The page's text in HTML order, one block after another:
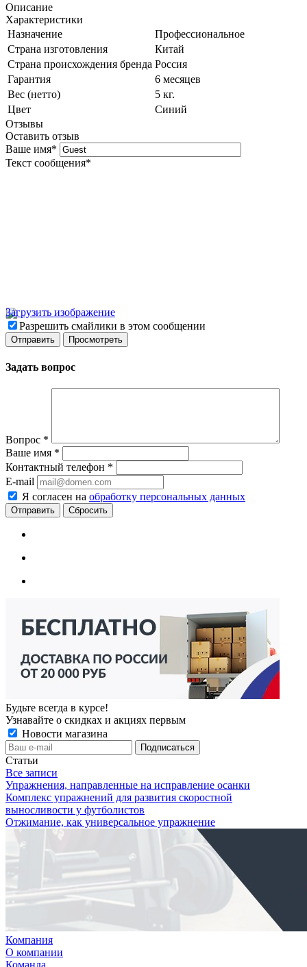
Описание
Характеристики
Назначение
Профессиональное
Страна изготовления
Китай
Страна происхождения бренда Россия
Гарантия
6 месяцев
Вес (нетто)
5 кг.
Цвет
Синий
Отзывы
Оставить отзыв
Ваше имя*
Текст сообщения*
Загрузить изображение
Разрешить смайлики в этом сообщении
Задать вопрос
Вопрос *
Ваше имя *
Контактный телефон *
E-mail
Я согласен на обработку персональных данных
Сбросить
Будьте всегда в курсе!
Узнавайте о скидках и акциях первым
Новости магазина
Статьи
Все записи
Упражнения, направленные на исправление осанки
Комплекс упражнений для развития скоростной
выносливости у футболистов
Отжимание, как универсальное упражнение
Компания
О компании